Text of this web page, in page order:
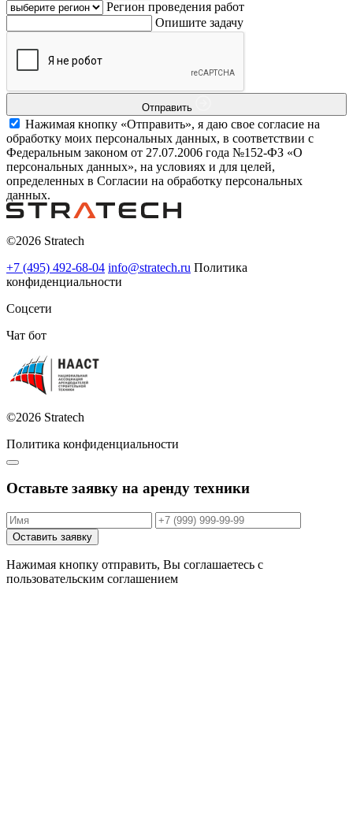
Регион проведения работ
Опишите задачу
Отправить
Нажимая кнопку «Отправить», я даю свое согласие на
обработку моих персональных данных, в соответствии с
Федеральным законом от 27.07.2006 года №152-ФЗ «О
персональных данных», на условиях и для целей,
определенных в Согласии на обработку персональных
данных.
©2026 Stratech
+7 (495) 492-68-04 info@stratech.ru Политика
конфиденциальности
Соцсети
Чат бот
©2026 Stratech
Политика конфиденциальности
Оставьте заявку на аренду техники
Оставить заявку
Нажимая кнопку отправить, Вы соглашаетесь с
пользовательским соглашением